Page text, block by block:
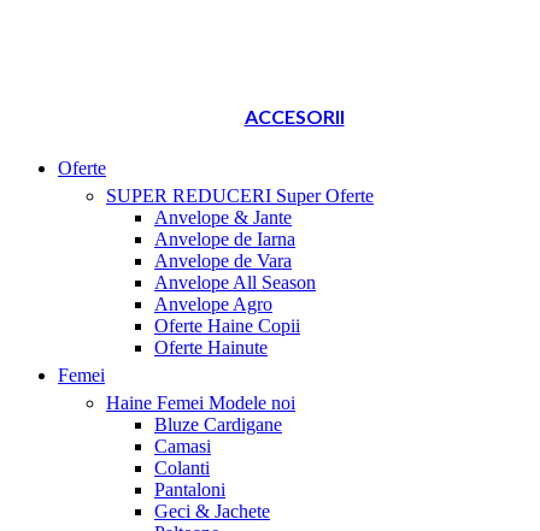
ACCESORII
Oferte
SUPER REDUCERI Super Oferte
Anvelope & Jante
Anvelope de Iarna
Anvelope de Vara
Anvelope All Season
Anvelope Agro
Oferte Haine Copii
Oferte Hainute
Femei
Haine Femei Modele noi
Bluze Cardigane
Camasi
Colanti
Pantaloni
Geci & Jachete